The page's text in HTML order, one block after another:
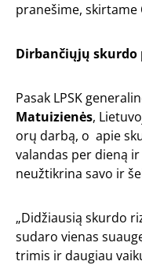
pranešime,
Dirbančiųjų skurdo
Pasak LPSK
Matuizienės,
orų darbą, o apie
valandas per dieną
neužtikrina savo ir
„Didžiausią skurdo
sudaro vienas
trimis ir daugiau